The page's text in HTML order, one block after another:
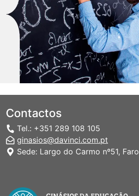
Contactos
Tel.: +351 289 108 105
ginasios@davinci.com.pt
Sede: Largo do Carmo nº51, Faro